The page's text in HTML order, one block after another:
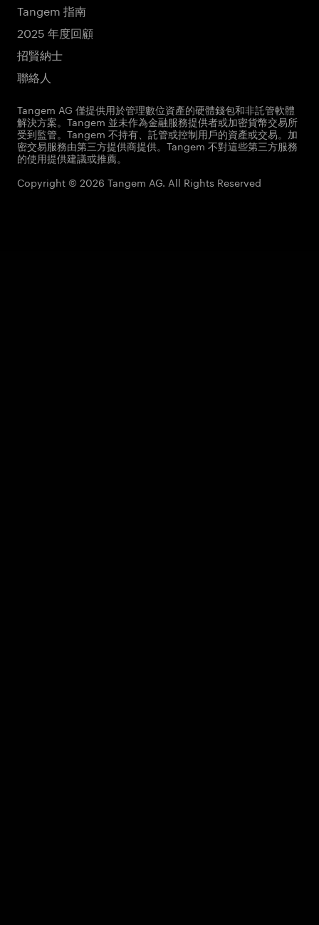
Tangem 指南
2025 年度回顧
招賢納士
聯絡人
Tangem AG 僅提供用於管理數位資產的硬體錢包和非託管軟體
解決方案。Tangem 並未作為金融服務提供者或加密貨幣交易所
受到監管。Tangem 不持有、託管或控制用戶的資產或交易。加
密交易服務由第三方提供商提供。Tangem 不對這些第三方服務
的使用提供建議或推薦。